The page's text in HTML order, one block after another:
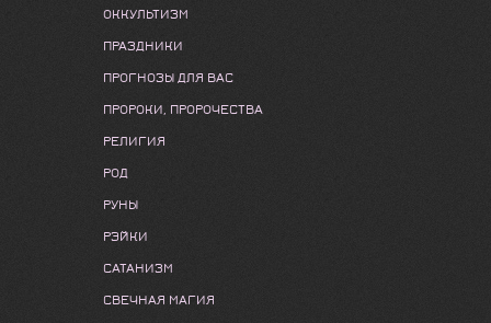
ОККУЛЬТИЗМ
ПРАЗДНИКИ
ПРОГНОЗЫ ДЛЯ ВАС
ПРОРОКИ, ПРОРОЧЕСТВА
РЕЛИГИЯ
РОД
РУНЫ
РЭЙКИ
САТАНИЗМ
СВЕЧНАЯ МАГИЯ